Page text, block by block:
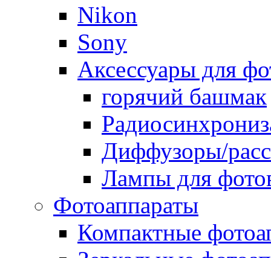
Nikon
Sony
Аксессуары для
горячий башмак
Диффузоры/
Лампы для
Фотоаппараты
Компактные